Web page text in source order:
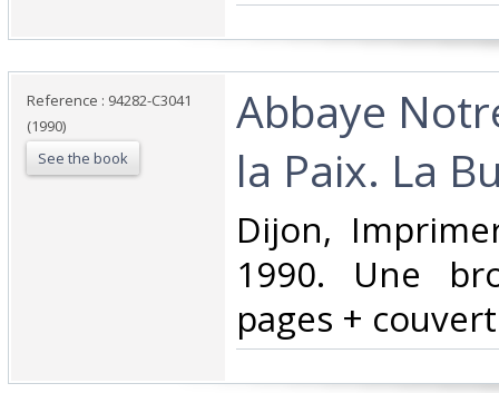
Reference : 94282-C3041
(1990)
See the book
‎Abbaye
la Paix. La
‎Dijon,
1990. Une
pages +